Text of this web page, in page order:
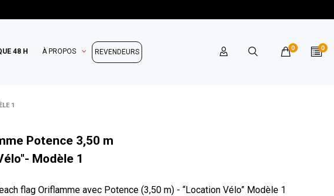
48 H À PROPOS REVENDEURS
0 0
1
Potence 3,50 m
Modèle 1
flag Oriflamme avec Potence (3,50 m) - “Location Vélo” Modèle 1